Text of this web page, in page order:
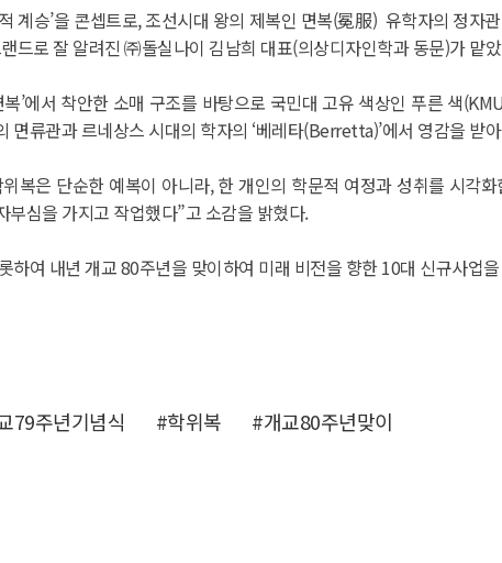
계승’을 콘셉트로, 조선시대 왕의 제복인 면복(冕服) 유학자의 정
드로 잘 알려진 ㈜돌실나이 김남희 대표(의상디자인학과 동문)가 맡
’에서 착안한 소매 구조를 바탕으로 국민대 고유 색상인 푸른 색
면류관과 르네상스 시대의 학자의 ‘베레타(Berretta)’에서 영감을 받
복은 단순한 예복이 아니라, 한 개인의 학문적 여정과 성취를 시각
심을 가지고 작업했다”고 소감을 밝혔다.
하여 내년 개교 80주년을 맞이하여 미래 비전을 향한 10대 신규사업
79주년기념식 #학위복 #개교80주년맞이